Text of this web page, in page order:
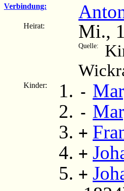
Verbindung:
Heirat: Mi.,
Quelle:
Kinder: -
-
+
+
+